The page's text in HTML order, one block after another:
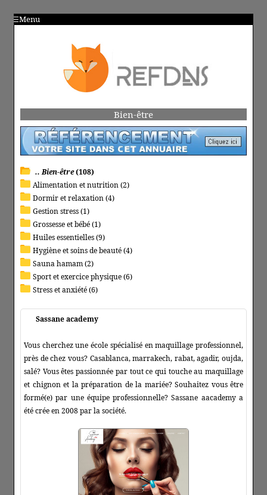
Menu
Bien-être
.. Bien-être(108)
Alimentation et nutrition (2)
Dormir et relaxation (4)
Gestion stress (1)
Grossesse et bébé (1)
Huiles essentielles (9)
Hygiène et soins de beauté (4)
Sauna hamam (2)
Sport et exercice physique (6)
Stress et anxiété (6)
Sassane academy
Vous cherchez une école spécialisé en maquillage professionnel,
près de chez vous? Casablanca, marrakech, rabat, agadir, oujda,
salé? Vous êtes passionnée par tout ce qui touche au maquillage
et chignon et la préparation de la mariée? Souhaitez vous être
formé(e) par une équipe professionnelle? Sassane aacademy a
été crée en 2008 par la société.